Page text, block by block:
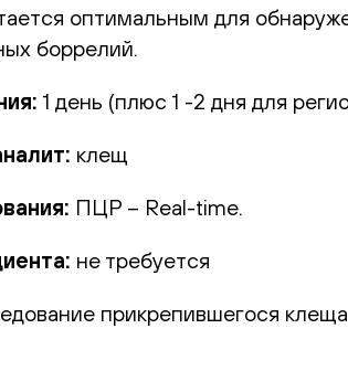
оптимальным для
боррелий.
1 день (плюс 1 -2 дня для
клещ
ПЦР – Real-time.
не требуется
прикрепившегося